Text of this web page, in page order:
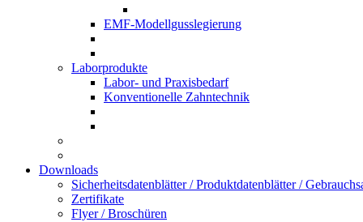
EMF-Modellgusslegierung
Laborprodukte
Labor- und Praxisbedarf
Konventionelle Zahntechnik
Downloads
Sicherheitsdatenblätter / Produktdatenblätter /
Zertifikate
Flyer / Broschüren